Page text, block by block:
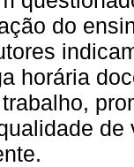
do
horária